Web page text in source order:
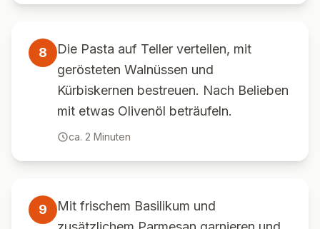
8
Die Pasta auf Teller verteilen, mit
gerösteten Walnüssen und
Kürbiskernen bestreuen. Nach Belieben
mit etwas Olivenöl beträufeln.
ca. 2 Minuten
9
Mit frischem Basilikum und